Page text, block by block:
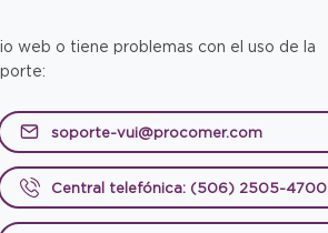
web o tiene problemas con el uso de la
soporte-vui@procomer.com
Central telefónica: (506) 2505-4700